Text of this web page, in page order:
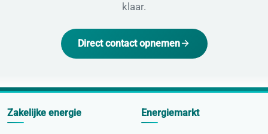
klaar.
Direct contact opnemen
Zakelijke energie Energiemarkt